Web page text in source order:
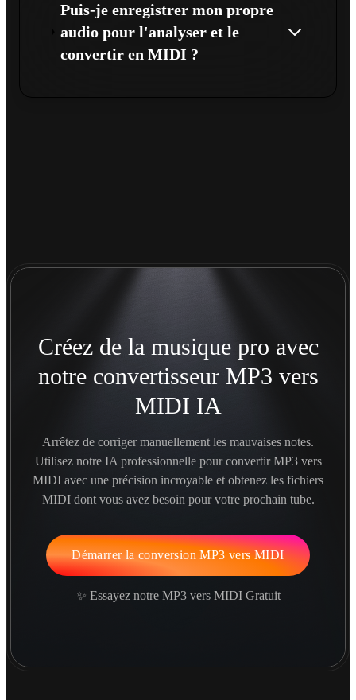
Puis-je enregistrer mon propre
audio pour l'analyser et le
convertir en MIDI ?
Créez de la musique pro avec
notre convertisseur MP3 vers
MIDI IA
Arrêtez de corriger manuellement les mauvaises notes.
Utilisez notre IA professionnelle pour convertir MP3 vers
MIDI avec une précision incroyable et obtenez les fichiers
MIDI dont vous avez besoin pour votre prochain tube.
Démarrer la conversion MP3 vers MIDI
✨ Essayez notre MP3 vers MIDI Gratuit